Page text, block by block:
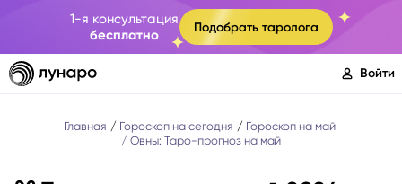
1-я консультация
бесплатно
Подобрать таролога
Войти
Главная Гороскоп на сегодня
Гороскоп на май
Овны: Таро-прогноз на май